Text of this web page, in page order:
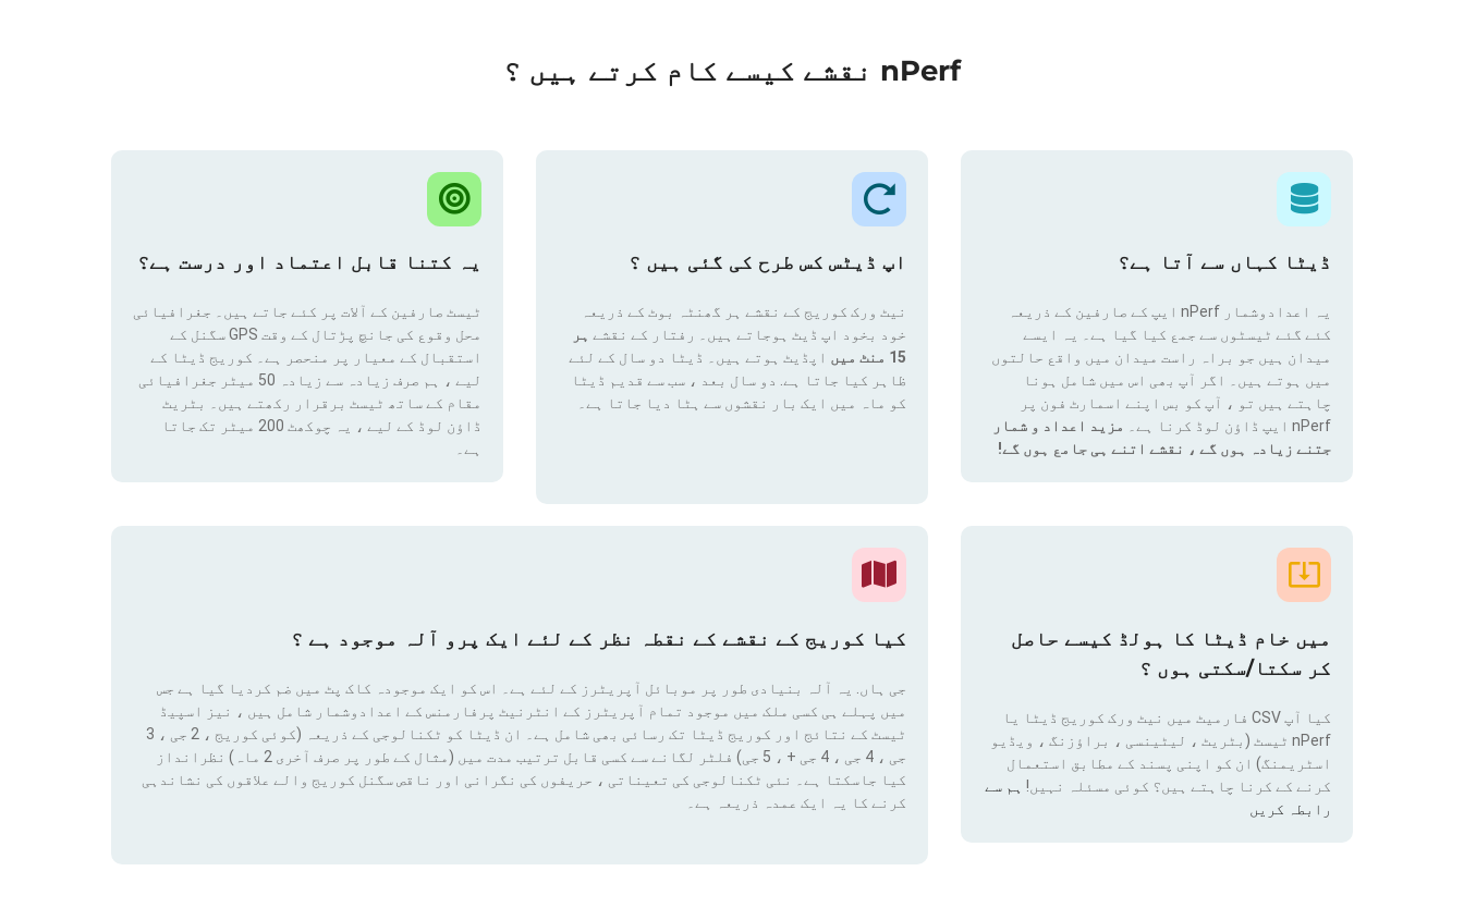
nPerf نقشے کیسے کام کرتے ہیں ؟
ڈیٹا کہاں سے آتا ہے؟
یہ اعدادوشمار nPerf ایپ کے صارفین کے ذریعہ
کئے گئے ٹیسٹوں سے جمع کیا گیا ہے۔ یہ ایسے
میدان ہیں جو براہ راست میدان میں واقع حالتوں
میں ہوتے ہیں۔ اگر آپ بھی اس میں شامل ہونا
چاہتے ہیں تو ، آپ کو بس اپنے اسمارٹ فون پر
nPerf ایپ ڈاؤن لوڈ کرنا ہے۔
مزید اعداد و شمار
جتنے زیادہ ہوں گے ، نقشے اتنے ہی جامع ہوں گے!
اپ ڈیٹس کس طرح کی گئی ہیں ؟
نیٹ ورک کوریج کے نقشے ہر گھنٹہ بوٹ کے ذریعہ
خود بخود اپ ڈیٹ ہوجاتے ہیں۔ رفتار کے نقشے ہر
15 منٹ میں
اپڈیٹ ہوتے ہیں۔ ڈیٹا دو سال کے لئے
ظاہر کیا جاتا ہے. دو سال بعد ، سب سے قدیم ڈیٹا
کو ماہ میں ایک بار نقشوں سے ہٹا دیا جاتا ہے۔
یہ کتنا قابل اعتماد اور درست ہے؟
ٹیسٹ صارفین کے آلات پر کئے جاتے ہیں۔ جغرافیائی
محل وقوع کی جانچ پڑتال کے وقت GPS سگنل کے
استقبال کے معیار پر منحصر ہے۔ کوریج ڈیٹا کے
لیے ، ہم صرف زیادہ سے زیادہ 50 میٹر جغرافیائی
مقام کے ساتھ ٹیسٹ برقرار رکھتے ہیں۔ بٹریٹ
ڈاؤن لوڈ کے لیے ، یہ چوکھٹ 200 میٹر تک جاتا
ہے۔
میں خام ڈیٹا کا ہولڈ کیسے حاصل
کر سکتا/سکتی ہوں ؟
کیا آپ CSV فارمیٹ میں نیٹ ورک کوریج ڈیٹا یا
nPerf ٹیسٹ (بٹریٹ ، لیٹینسی ، براؤزنگ ، ویڈیو
اسٹریمنگ) ان کو اپنی پسند کے مطابق استعمال
کرنے کے کرنا چاہتے ہیں؟ کوئی مسئلہ نہیں! ہم سے
رابطہ کریں
کیا کوریج کے نقشے کے نقطہ نظر کے لئے ایک پرو آلہ موجود ہے ؟
جی ہاں. یہ آلہ بنیادی طور پر موبائل آپریٹرز کے لئے ہے۔ اس کو ایک موجودہ کاک پٹ میں ضم کردیا گیا ہے جس
میں پہلے ہی کسی ملک میں موجود تمام آپریٹرز کے انٹرنیٹ پرفارمنس کے اعدادوشمار شامل ہیں ، نیز اسپیڈ
ٹیسٹ کے نتائج اور کوریج ڈیٹا تک رسائی بھی شامل ہے۔ ان ڈیٹا کو ٹکنالوجی کے ذریعہ (کوئی کوریج ، 2 جی ، 3
جی ، 4 جی ، 4 جی + ، 5 جی) فلٹر لگانے سے کسی قابل ترتیب مدت میں (مثال کے طور پر صرف آخری 2 ماہ) نظرانداز
کیا جاسکتا ہے۔ نئی ٹکنالوجی کی تعیناتی ، حریفوں کی نگرانی اور ناقص سگنل کوریج والے علاقوں کی نشاندہی
کرنے کا یہ ایک عمدہ ذریعہ ہے۔